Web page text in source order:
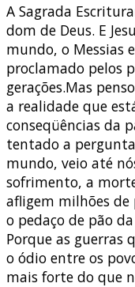
A Sagrada
dom de Deus. E
mundo, o Messias
proclamado pelos
gerações.Mas
a realidade que
conseqüências da
tentado a
mundo, veio até
sofrimento, a
afligem milhões de
o pedaço de pão
Porque as guerras
o ódio entre os
mais forte do que